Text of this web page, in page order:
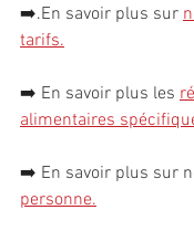
➡️.En savoir plus sur
tarifs.
➡️ En savoir plus les
alimentaires
➡️ En savoir plus sur
personne.